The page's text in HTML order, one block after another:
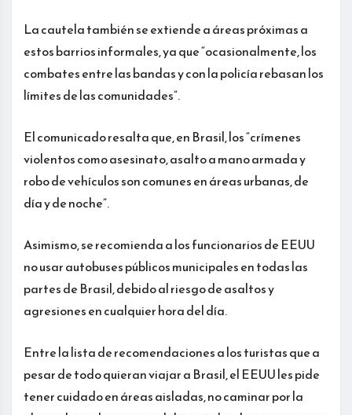
La cautela también se extiende a áreas próximas a
estos barrios informales, ya que “ocasionalmente, los
combates entre las bandas y con la policía rebasan los
límites de las comunidades”.
El comunicado resalta que, en Brasil, los “crímenes
violentos como asesinato, asalto a mano armada y
robo de vehículos son comunes en áreas urbanas, de
día y de noche”.
Asimismo, se recomienda a los funcionarios de EEUU
no usar autobuses públicos municipales en todas las
partes de Brasil, debido al riesgo de asaltos y
agresiones en cualquier hora del día.
Entre la lista de recomendaciones a los turistas que a
pesar de todo quieran viajar a Brasil, el EEUU les pide
tener cuidado en áreas aisladas, no caminar por la